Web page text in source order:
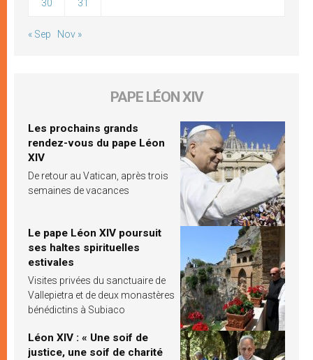
30 31
« Sep Nov »
PAPE LÉON XIV
Les prochains grands
rendez-vous du pape Léon
XIV
De retour au Vatican, après trois
semaines de vacances
Le pape Léon XIV poursuit
ses haltes spirituelles
estivales
Visites privées du sanctuaire de
Vallepietra et de deux monastères
bénédictins à Subiaco
Léon XIV : « Une soif de
justice, une soif de charité